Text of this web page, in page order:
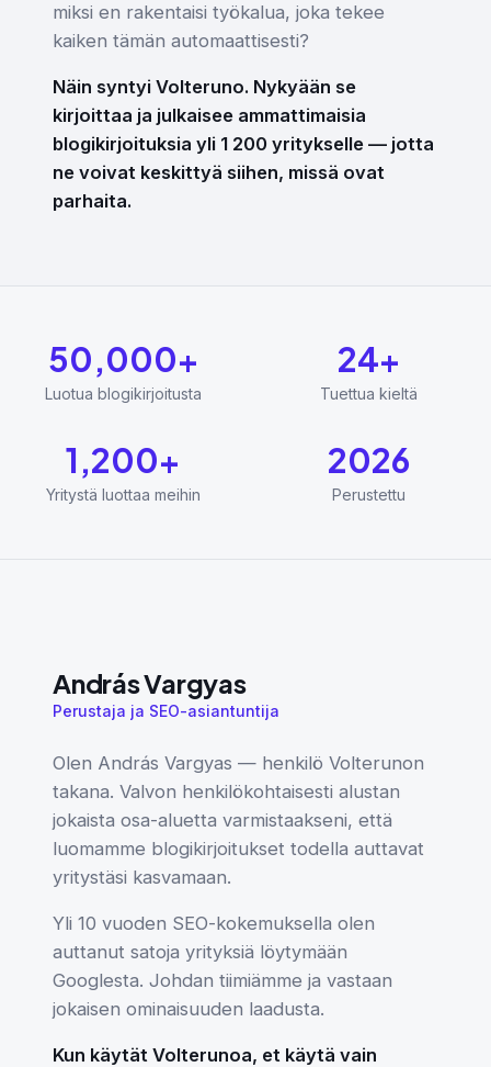
miksi en rakentaisi työkalua, joka tekee
kaiken tämän automaattisesti?
Näin syntyi Volteruno. Nykyään se
kirjoittaa ja julkaisee ammattimaisia
blogikirjoituksia yli 1 200 yritykselle — jotta
ne voivat keskittyä siihen, missä ovat
parhaita.
50,000+
Luotua blogikirjoitusta
24+
Tuettua kieltä
1,200+
Yritystä luottaa meihin
2026
Perustettu
András Vargyas
Perustaja ja SEO-asiantuntija
Olen András Vargyas — henkilö Volterunon
takana. Valvon henkilökohtaisesti alustan
jokaista osa-aluetta varmistaakseni, että
luomamme blogikirjoitukset todella auttavat
yritystäsi kasvamaan.
Yli 10 vuoden SEO-kokemuksella olen
auttanut satoja yrityksiä löytymään
Googlesta. Johdan tiimiämme ja vastaan
jokaisen ominaisuuden laadusta.
Kun käytät Volterunoa, et käytä vain